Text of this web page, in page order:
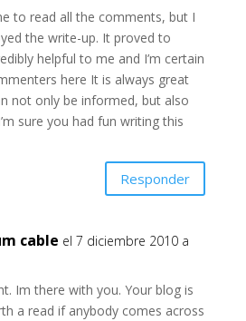
to read all the comments, but I
the write-up. It proved to
helpful to me and I’m certain
here It is always great
not only be informed, but also
sure you had fun writing this
Responder
cable el 7 diciembre 2010 a
Im there with you. Your blog is
a read if anybody comes across